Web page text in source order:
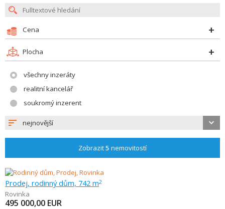
Cena
Plocha
všechny inzeráty
realitní kancelář
soukromý inzerent
nejnovější
Zobrazit5 nemovitostí
Prodej, rodinný dům, 742 m2
Rovinka
495 000,00 EUR